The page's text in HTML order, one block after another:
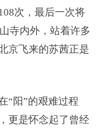
次，最后一次将
寺内外，站着许多
京飞来的苏茜正是
“阳”的艰难过程
更是怀念起了曾经